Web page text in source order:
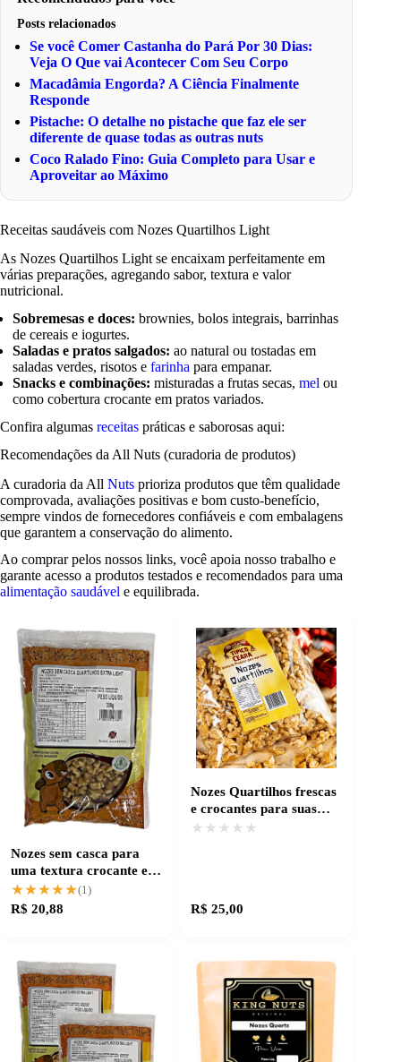
Posts relacionados
Se você Comer Castanha do Pará Por 30 Dias:
Veja O Que vai Acontecer Com Seu Corpo
Macadâmia Engorda? A Ciência Finalmente
Responde
Pistache: O detalhe no pistache que faz ele ser
diferente de quase todas as outras nuts
Coco Ralado Fino: Guia Completo para Usar e
Aproveitar ao Máximo
Receitas saudáveis com Nozes Quartilhos Light
As Nozes Quartilhos Light se encaixam perfeitamente em
várias preparações, agregando sabor, textura e valor
nutricional.
Sobremesas e doces: brownies, bolos integrais, barrinhas
de cereais e iogurtes.
Saladas e pratos salgados: ao natural ou tostadas em
saladas verdes, risotos efarinha para empanar.
Snacks e combinações: misturadas a frutas secas,mel ou
como cobertura crocante em pratos variados.
Confira algumas receitas práticas e saborosas aqui:
Recomendações da All Nuts (curadoria de produtos)
A curadoria da All Nuts prioriza produtos que têm qualidade
comprovada, avaliações positivas e bom custo-benefício,
sempre vindos de fornecedores confiáveis e com embalagens
que garantem a conservação do alimento.
Ao comprar pelos nossos links, você apoia nosso trabalho e
garante acesso a produtos testados e recomendados para uma
alimentação saudável e equilibrada.
Nozes sem casca para
uma textura crocante e
limpa
★★★★★
★★★★★(1)
R$ 20,88
Nozes Quartilhos frescas
e crocantes para suas
receitas
★★★★★
★★★★★
R$ 25,00